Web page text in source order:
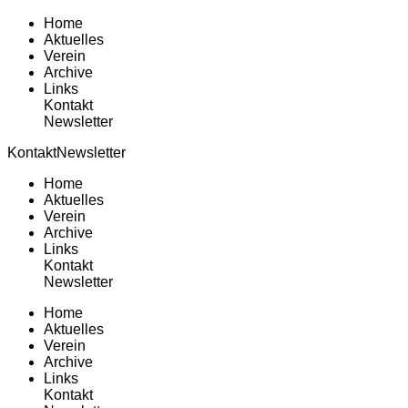
Home
Aktuelles
Verein
Archive
Links
Kontakt
Newsletter
KontaktNewsletter
Home
Aktuelles
Verein
Archive
Links
Kontakt
Newsletter
Home
Aktuelles
Verein
Archive
Links
Kontakt